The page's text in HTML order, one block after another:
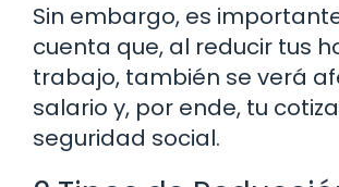
Sin embargo, es
cuenta que, al reducir tus
trabajo, también se verá
salario y, por ende, tu
seguridad social.